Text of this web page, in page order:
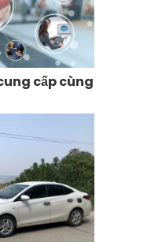
cấp cùng